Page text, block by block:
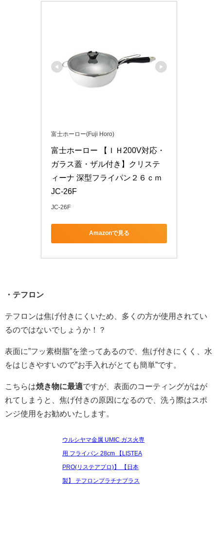
富士ホーロー(Fuji Horo)
富士ホーロー 【ＩＨ200V対応・
ガラス蓋・ザル付き】クリステ
ィーナ 深型フライパン２６ｃｍ
JC-26F
JC-26F
Amazonで見る
・テフロン
テフロンは焦げ付きにくいため、多くの方が使用されてい
るのではないでしょうか！？
表面に”フッ素樹脂”を塗ってあるので、焦げ付きにくく、水
をはじきやすいので”お手入れがとても簡単”です。
こちらは焼き物に最適ですが、表面のコーティングがはが
れてしまうと、焦げ付きの原因になるので、洗う際はスポ
ンジ使用をお勧めいたします。
ウルシヤマ金属 UMIC ガス火専
用 フライパン 28cm 【LISTEA
PRO(リステアプロ)】 【日本
製】 テフロンプラチナプラス